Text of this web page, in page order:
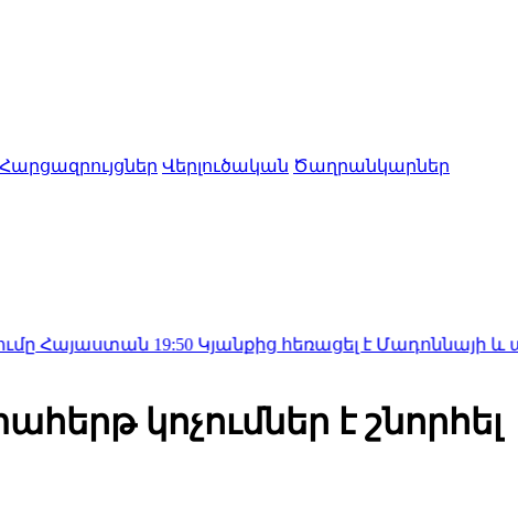
Հարցազրույցներ Վերլուծական Ծաղրանկարներ
19:50Կյանքից հեռացել է Մադոննայի և այլ
կոչումներ է շնորհել